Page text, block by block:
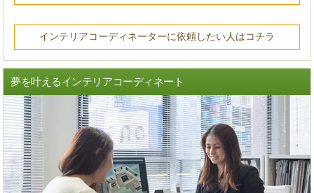
インテリアコーディネーターに依頼したい人はコチラ
夢を叶えるインテリアコーディネート